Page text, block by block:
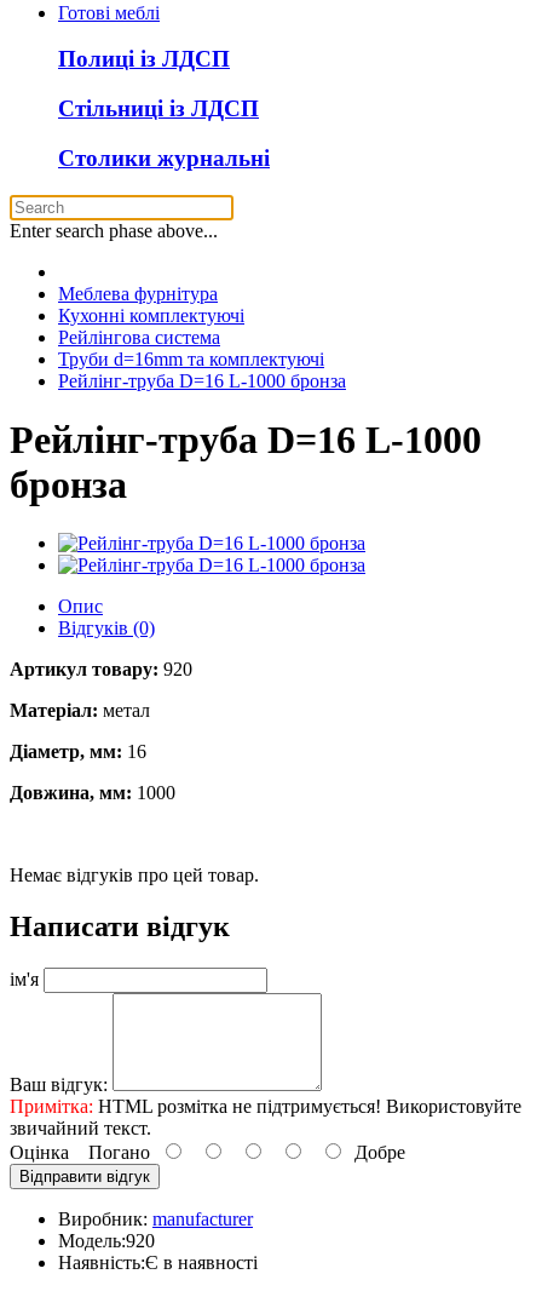
Готові меблі
Полиці із ЛДСП
Стільниці із ЛДСП
Столики журнальні
Enter search phase above...
Меблева фурнітура
Кухонні комплектуючі
Рейлінгова система
Труби d=16mm та комплектуючі
Рейлінг-труба D=16 L-1000 бронза
Рейлінг-труба D=16 L-1000
бронза
Опис
Відгуків (0)
Артикул товару: 920
Матеріал: метал
Діаметр, мм: 16
Довжина, мм: 1000
Немає відгуків про цей товар.
Написати відгук
ім'я
Ваш відгук:
Примітка: HTML розмітка не підтримується! Використовуйте
звичайний текст.
Оцінка Погано Добре
Відправити відгук
Виробник: manufacturer
Модель:920
Наявність:Є в наявності